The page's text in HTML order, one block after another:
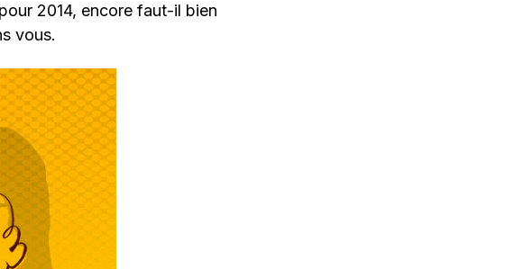
2014, encore faut-il bien
vous.